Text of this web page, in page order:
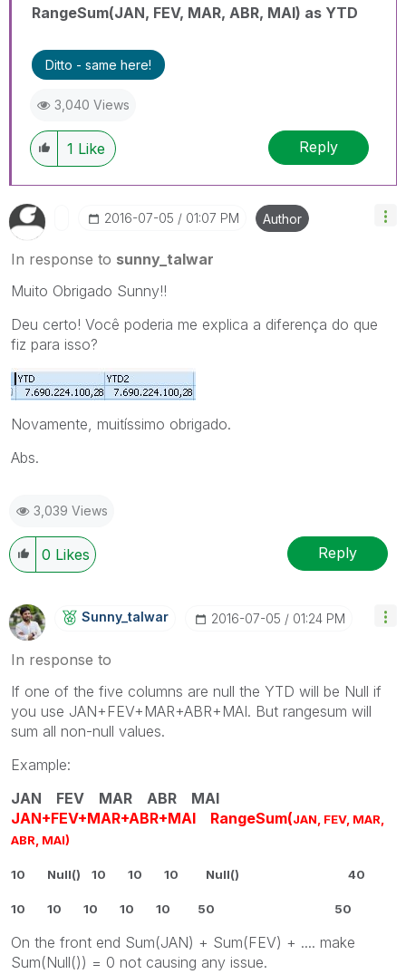
RangeSum(JAN, FEV, MAR, ABR, MAI) as YTD
Ditto - same here!
3,040 Views
1 Like Reply
‎2016-07-05 01:07 PM Author
In response to sunny_talwar
Muito Obrigado Sunny!!
Deu certo! Você poderia me explica a diferença do que
fiz para isso?
Novamente, muitíssimo obrigado.
Abs.
3,039 Views
0 Likes Reply
Sunny_talwar ‎2016-07-05 01:24 PM
In response to
If one of the five columns are null the YTD will be Null if
you use JAN+FEV+MAR+ABR+MAI. But rangesum will
sum all non-null values.
Example:
JAN FEV MAR ABR MAI
JAN+FEV+MAR+ABR+MAI
RangeSum(JAN, FEV, MAR,
ABR, MAI)
10 Null() 10 10 10 Null() 40
10 10 10 10 10 50 50
On the front end Sum(JAN) + Sum(FEV) + .... make
Sum(Null()) = 0 not causing any issue.